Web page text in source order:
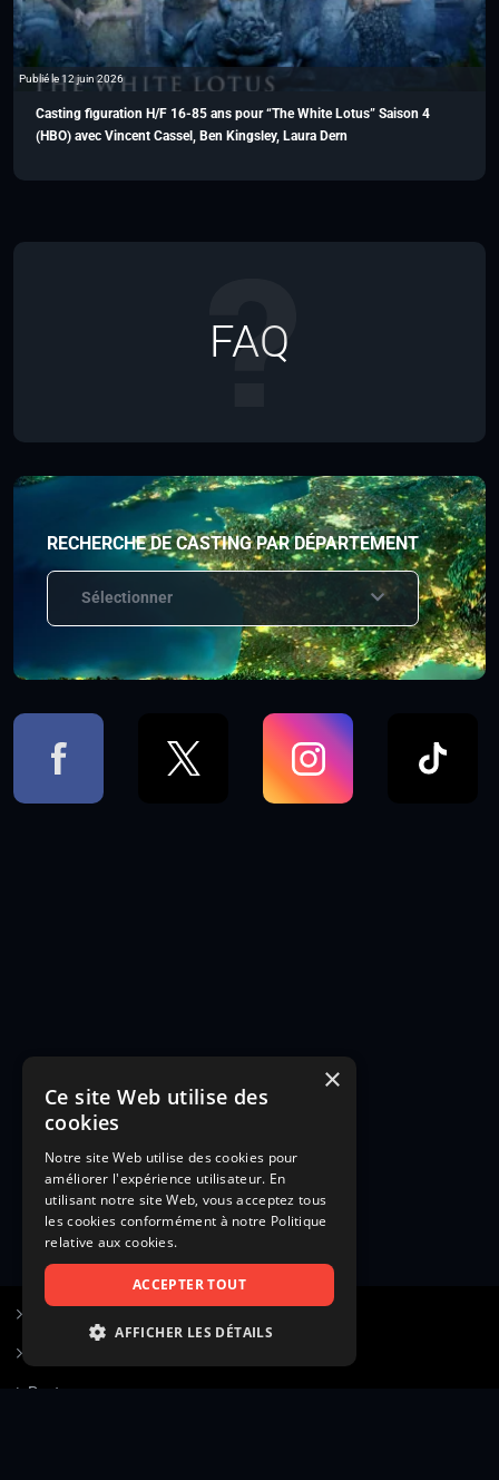
Publié le 12 juin 2026
Casting figuration H/F 16-85 ans pour “The White Lotus” Saison 4
(HBO) avec Vincent Cassel, Ben Kingsley, Laura Dern
FAQ
RECHERCHE DE CASTING PAR DÉPARTEMENT
Sélectionner
Poster une annonce
×
Ce site Web utilise des
cookies
Notre site Web utilise des cookies pour
améliorer l'expérience utilisateur. En
utilisant notre site Web, vous acceptez tous
les cookies conformément à notre Politique
relative aux cookies.
ACCEPTER TOUT
AFFICHER LES DÉTAILS